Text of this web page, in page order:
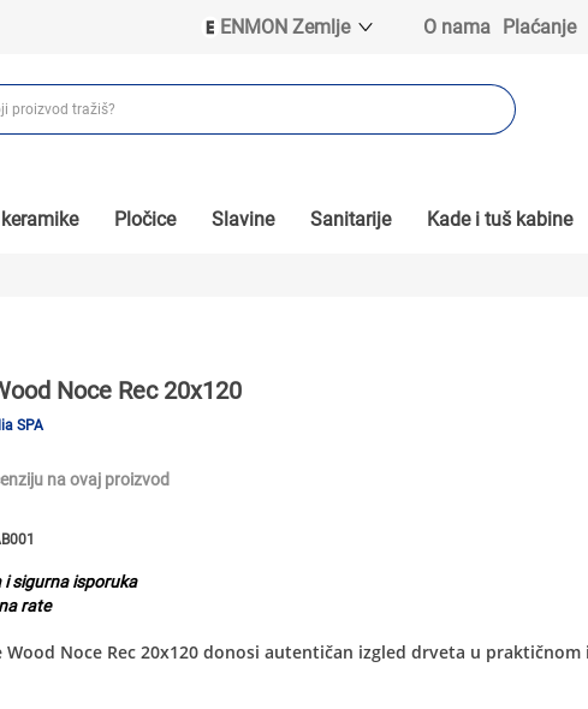
ENMON Zemlje
ENMON BIH
ENMON MKD
O nama Plaćanje
Pločice Slavine Sanitarije Kade i tuš kabine
Noce Rec 20x120
SPA
na ovaj proizvod
i sigurna isporuka
rate
Wood Noce Rec 20x120 donosi autentičan izgled drveta u